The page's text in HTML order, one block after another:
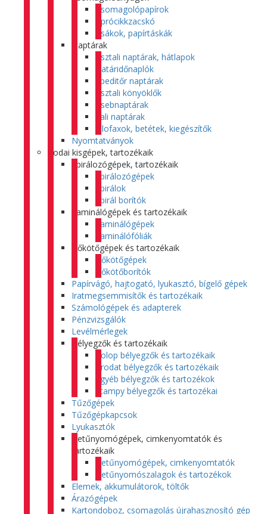
Csomagolópapírok
Aprócikkzacskó
Zsákok, papírtáskák
Naptárak
Asztali naptárak, hátlapok
Határidőnaplók
Speditőr naptárak
Asztali könyöklők
Zsebnaptárak
Fali naptárak
Filofaxok, betétek, kiegészítők
Nyomtatványok
Irodai kisgépek, tartozékaik
Spirálozógépek, tartozékaik
Spirálozógépek
Spirálok
Spirál borítók
Laminálógépek és tartozékaik
Laminálógépek
Laminálófóliák
Hőkötőgépek és tartozékaik
Hőkötőgépek
Hőkötőborítók
Papírvágó, hajtogató, lyukasztó, bígelő gépek
Iratmegsemmisítők és tartozékaik
Számológépek és adapterek
Pénzvizsgálók
Levélmérlegek
Bélyegzők és tartozékaik
Colop bélyegzők és tartozékaik
Trodat bélyegzők és tartozékaik
Egyéb bélyegzők és tartozékok
Stampy bélyegzők és tartozékai
Tűzőgépek
Tűzőgépkapcsok
Lyukasztók
Betűnyomógépek, cimkenyomtatók és
tartozékaik
Betűnyomógépek, cimkenyomtatók
Betűnyomószalagok és tartozékok
Elemek, akkumulátorok, töltők
Árazógépek
Kartondoboz, csomagolás újrahasznosító gép